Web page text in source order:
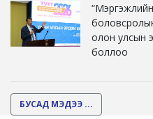
олон улсын
боллоо
БУСАД МЭДЭЭ ...